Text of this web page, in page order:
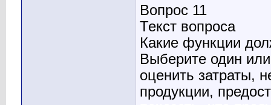
Вопрос 11
Текст вопроса
Какие функции
Выберите один
оценить затраты,
продукции,